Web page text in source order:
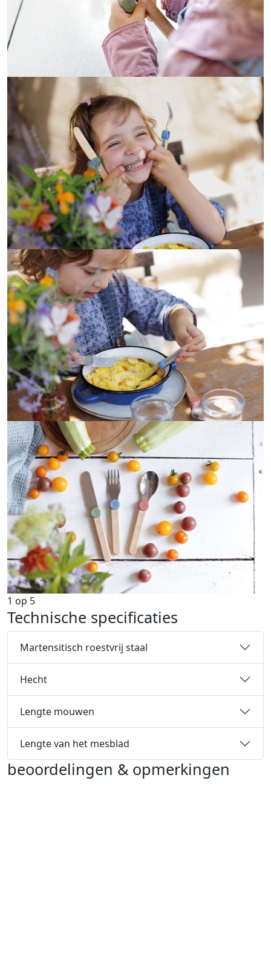
1 op 5
Technische specificaties
Martensitisch roestvrij staal
Hecht
Lengte mouwen
Lengte van het mesblad
beoordelingen & opmerkingen